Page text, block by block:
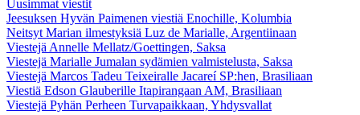
Uusimmat viestit
Jeesuksen Hyvän Paimenen viestiä Enochille, Kolumbia
Neitsyt Marian ilmestyksiä Luz de Marialle, Argentiinaan
Viestejä Annelle Mellatz/Goettingen, Saksa
Viestejä Marialle Jumalan sydämien valmistelusta, Saksa
Viestejä Marcos Tadeu Teixeiralle Jacareí SP:hen, Brasiliaan
Viestiä Edson Glauberille Itapirangaan AM, Brasiliaan
Viestejä Pyhän Perheen Turvapaikkaan, Yhdysvallat